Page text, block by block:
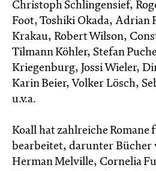
Christoph Schlingensief,
Foot, Toshiki Okada, Adrian
Krakau, Robert Wilson,
Tilmann Köhler, Stefan
Kriegenburg, Jossi Wieler,
Karin Beier, Volker Lösch,
u.v.a.
Koall hat zahlreiche Romane
bearbeitet, darunter Bücher
Herman Melville, Cornelia